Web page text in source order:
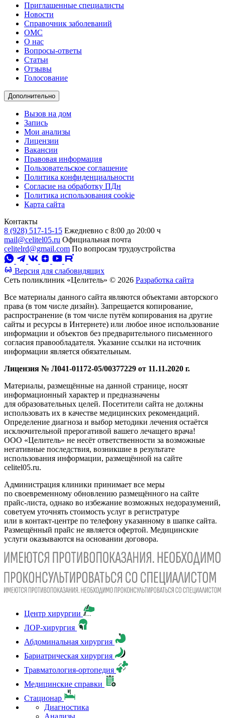
Приглашенные специалисты
Новости
Справочник заболеваний
ОМС
О нас
Вопросы-ответы
Статьи
Отзывы
Голосование
Дополнительно
Вызов на дом
Запись
Мои анализы
Лицензии
Вакансии
Правовая информация
Пользовательское соглашение
Политика конфиденциальности
Согласие на обработку ПДн
Политика использования cookie
Карта сайта
Контакты
8 (928) 517-15-15 Ежедневно с 8:00 до 20:00 ч
mail@celitel05.ru Официальная почта
celitelrd@gmail.com По вопросам трудоустройства
Версия для слабовидящих
Сеть поликлиник «Целитель» © 2026 Разработка сайта
Все материалы данного сайта являются объектами авторского
права (в том числе дизайн). Запрещается копирование,
распространение (в том числе путём копирования на другие
сайты и ресурсы в Интернете) или любое иное использование
информации и объектов без предварительного письменного
согласия правообладателя. Указание ссылки на источник
информации является обязательным.
Лицензия № Л041-01172-05/00377229 от 11.11.2020 г.
Материалы, размещённые на данной странице, носят
информационный характер и предназначены
для образовательных целей. Посетители сайта не должны
использовать их в качестве медицинских рекомендаций.
Определение диагноза и выбор методики лечения остаётся
исключительной прерогативой вашего лечащего врача!
ООО «Целитель» не несёт ответственности за возможные
негативные последствия, возникшие в результате
использования информации, размещённой на сайте
celitel05.ru.
Администрация клиники принимает все меры
по своевременному обновлению размещённого на сайте
прайс-листа, однако во избежание возможных недоразумений,
советуем уточнять стоимость услуг в регистратуре
или в контакт-центре по телефону указанному в шапке сайта.
Размещённый прайс не является офертой. Медицинские
услуги оказываются на основании договора.
Центр хирургии
ЛОР-хирургия
Абдоминальная хирургия
Бариатрическая хирургия
Травматология-ортопедия
Медицинские справки
Стационар
Диагностика
Анализы